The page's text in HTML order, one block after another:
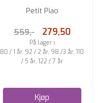
NORDIC KNIT SWEATER OFF ...
Petit Piao
559,- 279,50
På lager i
80 / 1 år, 92 / 2 år, 98 /3 år, 110
/ 5 år, 122 / 7 år
Kjøp